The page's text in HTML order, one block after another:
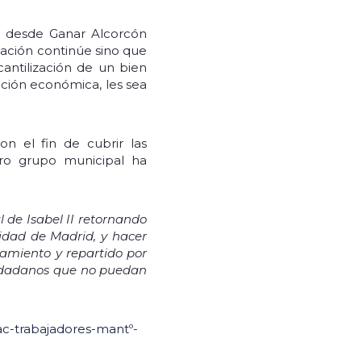
Ganar Alcorcón
continúe sino que
de un bien
económica, les sea
el fin de cubrir las
grupo municipal ha
de Isabel II retornando
de Madrid, y hacer
y repartido por
que no puedan
trabajadores-mantº-